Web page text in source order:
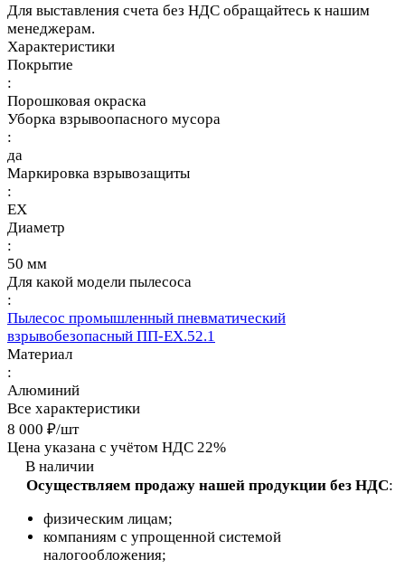
Для выставления счета без НДС обращайтесь к нашим
менеджерам.
Характеристики
Покрытие
:
Порошковая окраска
Уборка взрывоопасного мусора
:
да
Маркировка взрывозащиты
:
EX
Диаметр
:
50 мм
Для какой модели пылесоса
:
Пылесос промышленный пневматический
взрывобезопасный ПП-ЕХ.52.1
Материал
:
Алюминий
Все характеристики
8 000 ₽/шт
Цена указана с учётом НДС 22%
В наличии
Осуществляем продажу нашей продукции без НДС:
физическим лицам;
компаниям с упрощенной системой
налогообложения;